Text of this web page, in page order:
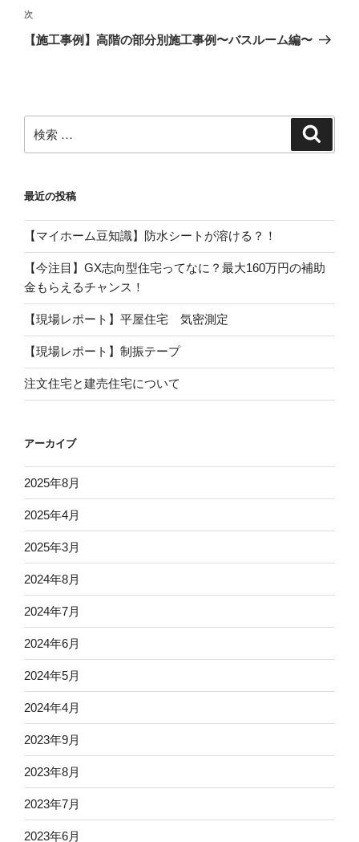
ビ
ゲ
ン
投
稿
次
の
次
【施工事例】高階の部分別施工事例〜バスルーム編〜
索:
最近の投稿
【マイホーム豆知識】防水シートが溶ける？！
【今注目】GX志向型住宅ってなに？最大160万円の補助
金もらえるチャンス！
【現場レポート】平屋住宅 気密測定
【現場レポート】制振テープ
注文住宅と建売住宅について
アーカイブ
2025年8月
2025年4月
2025年3月
2024年8月
2024年7月
2024年6月
2024年5月
2024年4月
2023年9月
2023年8月
2023年7月
2023年6月